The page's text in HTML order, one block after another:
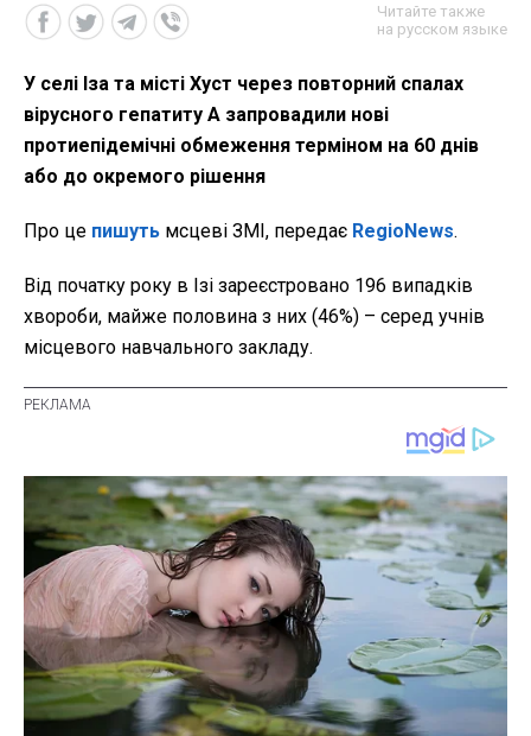
Читайте также
на русском языке
У селі Іза та місті Хуст через повторний спалах
вірусного гепатиту А запровадили нові
протиепідемічні обмеження терміном на 60 днів
або до окремого рішення
Про це пишуть мсцеві ЗМІ, передає RegioNews.
Від початку року в Ізі зареєстровано 196 випадків
хвороби, майже половина з них (46%) – серед учнів
місцевого навчального закладу.